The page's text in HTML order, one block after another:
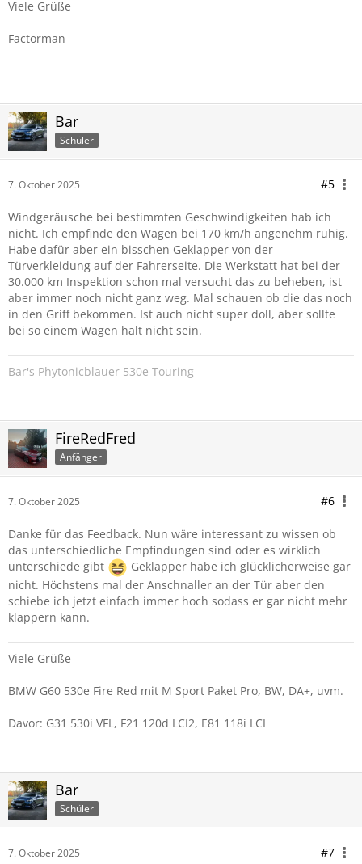
Viele Grüße
Factorman
Bar
Schüler
7. Oktober 2025 #5
Windgeräusche bei bestimmten Geschwindigkeiten hab ich
nicht. Ich empfinde den Wagen bei 170 km/h angenehm ruhig.
Habe dafür aber ein bisschen Geklapper von der
Türverkleidung auf der Fahrerseite. Die Werkstatt hat bei der
30.000 km Inspektion schon mal versucht das zu beheben, ist
aber immer noch nicht ganz weg. Mal schauen ob die das noch
in den Griff bekommen. Ist auch nicht super doll, aber sollte
bei so einem Wagen halt nicht sein.
Bar's Phytonicblauer 530e Touring
FireRedFred
Anfänger
7. Oktober 2025 #6
Danke für das Feedback. Nun wäre interessant zu wissen ob
das unterschiedliche Empfindungen sind oder es wirklich
unterschiede gibt
Geklapper habe ich glücklicherweise gar
nicht. Höchstens mal der Anschnaller an der Tür aber den
schiebe ich jetzt einfach immer hoch sodass er gar nicht mehr
klappern kann.
Viele Grüße
BMW G60 530e Fire Red mit M Sport Paket Pro, BW, DA+, uvm.
Davor: G31 530i VFL, F21 120d LCI2, E81 118i LCI
Bar
Schüler
7. Oktober 2025 #7